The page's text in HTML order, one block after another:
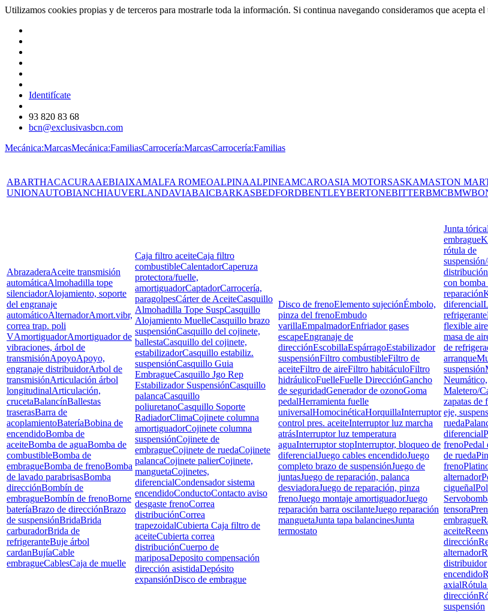
Utilizamos cookies propias y de terceros para mostrarle toda la información. Si continua navegando consideramos que acepta el
Identifícate
93 820 83 68
bcn@exclusivasbcn.com
Mecánica:MarcasMecánica:FamiliasCarrocería:MarcasCarrocería:Familias
ABARTHACACURAAEBIAIXAMALFA ROMEOALPINAALPINEAMCAROASIA MOTORSASKAMASTON
UNIONAUTOBIANCHIAUVERLANDAVIABAICBARKASBEDFORDBENTLEYBERTONEBITTERBMCBMW
AbrazaderaAceite transmisión
automáticaAlmohadilla tope
silenciadorAlojamiento, soporte
del engranaje
automáticoAlternadorAmort.vibr,
correa trap. poli
VAmortiguadorAmortiguador de
vibraciones, árbol de
transmisiónApoyoApoyo,
engranaje distribuidorArbol de
transmisiónArticulación árbol
longitudinalArticulación,
crucetaBalancínBallestas
traserasBarra de
acoplamientoBateríaBobina de
encendidoBomba de
aceiteBomba de aguaBomba de
combustibleBomba de
embragueBomba de frenoBomba
de lavado parabrisasBomba
direcciónBombín de
embragueBombín de frenoBorne
bateríaBrazo de direcciónBrazo
de suspensiónBridaBrida
carburadorBrida de
refrigeranteBuje árbol
cardanBujíaCable
embragueCablesCaja de muelle
Caja filtro aceiteCaja filtro
combustibleCalentadorCaperuza
protectora/fuelle,
amortiguadorCaptadorCarrocería,
paragolpesCárter de AceiteCasquillo
Almohadilla Tope SuspCasquillo
Alojamiento MuelleCasquillo brazo
suspensiónCasquillo del cojinete,
ballestaCasquillo del cojinete,
estabilizadorCasquillo estabiliz.
suspensiónCasquillo Guia
EmbragueCasquillo Jgo Rep
Estabilizador SuspensiónCasquillo
palancaCasquillo
poliuretanoCasquillo Soporte
RadiadorClimaCojinete columna
amortiguadorCojinete columna
suspensiónCojinete de
embragueCojinete de ruedaCojinete
palancaCojinete palierCojinete,
manguetaCojinetes,
diferencialCondensador sistema
encendidoConductoContacto aviso
desgaste frenoCorrea
distribuciónCorrea
trapezoidalCubierta Caja filtro de
aceiteCubierta correa
distribuciónCuerpo de
mariposaDeposito compensación
dirección asistidaDepósito
expansiónDisco de embrague
Disco de frenoElemento sujeciónÉmbolo,
pinza del frenoEmbudo
varillaEmpalmadorEnfriador gases
escapeEngranaje de
direcciónEscobillaEspárragoEstabilizador
suspensiónFiltro combustibleFiltro de
aceiteFiltro de aireFiltro habitáculoFiltro
hidráulicoFuelleFuelle DirecciónGancho
de seguridadGenerador de ozonoGoma
pedalHerramienta fuelle
universalHomocinéticaHorquillaInterruptor
control pres. aceiteInterruptor luz marcha
atrásInterruptor luz temperatura
aguaInterruptor stopInterruptor, bloqueo de
diferencialJuego cables encendidoJuego
completo brazo de suspensiónJuego de
juntasJuego de reparación, palanca
desviadoraJuego de reparación, pinza
frenoJuego montaje amortiguadorJuego
reparación barra oscilanteJuego reparación
manguetaJunta tapa balancinesJunta
termostato
Junta tórica
embrague
rótula de
distribución
con bomba
reparación
diferencial
refrigerante
flexible aire
masa de
de
arranque
suspensión
Neumático,
Maletero/
zapatas de
eje,
rueda
diferencial
frenoPedal
de rueda
freno
alternador
cigueñal
tensora
embrague
aceite
dirección
alternador
distribuidor
encendido
axial
dirección
suspensión